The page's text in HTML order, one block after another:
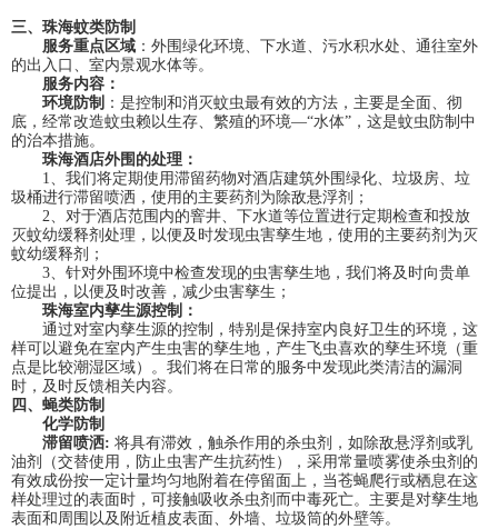
三、珠海蚊类防制
服务重点区域 ：外围绿化环境、下水道、污水积水处、通往室外
的出入口、室内景观水体等。
服务内容：
环境防制 ：是控制和消灭蚊虫最有效的方法，主要是全面、彻
底，经常改造蚊虫赖以生存、繁殖的环境—“水体”，这是蚊虫防制中
的治本措施。
珠海酒店外围的处理：
1、我们将定期使用滞留药物对酒店建筑外围绿化、垃圾房、垃
圾桶进行滞留喷洒，使用的主要药剂为除敌悬浮剂；
2、对于酒店范围内的窨井、下水道等位置进行定期检查和投放
灭蚊幼缓释剂处理，以便及时发现虫害孳生地，使用的主要药剂为灭
蚊幼缓释剂；
3、针对外围环境中检查发现的虫害孳生地，我们将及时向贵单
位提出，以便及时改善，减少虫害孳生；
珠海室内孳生源控制：
通过对室内孳生源的控制，特别是保持室内良好卫生的环境，这
样可以避免在室内产生虫害的孳生地，产生飞虫喜欢的孳生环境（重
点是比较潮湿区域）。我们将在日常的服务中发现此类清洁的漏洞
时，及时反馈相关内容。
四、蝇类防制
化学防制
滞留喷洒: 将具有滞效，触杀作用的杀虫剂，如除敌悬浮剂或乳
油剂（交替使用，防止虫害产生抗药性），采用常量喷雾使杀虫剂的
有效成份按一定计量均匀地附着在停留面上，当苍蝇爬行或栖息在这
样处理过的表面时，可接触吸收杀虫剂而中毒死亡。主要是对孳生地
表面和周围以及附近植皮表面、外墙、垃圾筒的外壁等。